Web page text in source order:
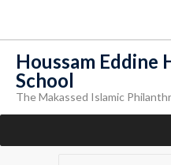
Houssam Eddine
School
The Makassed Islamic